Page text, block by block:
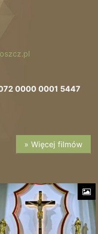
0000 0001 5447
» Więcej filmów